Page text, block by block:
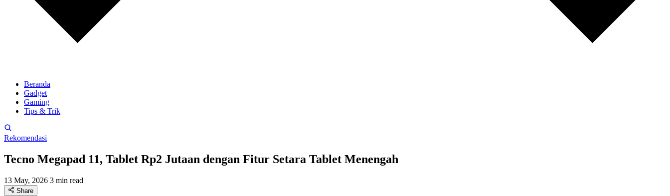
Beranda
Gadget
Gaming
Tips & Trik
Rekomendasi
Tecno Megapad 11, Tablet Rp2 Jutaan dengan Fitur Setara Tablet Menengah
13 May, 2026 3 min read
Share